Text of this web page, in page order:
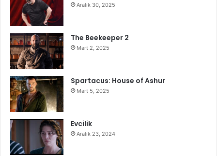
Aralık 30, 2025
The Beekeeper 2
Mart 2, 2025
Spartacus: House of Ashur
Mart 5, 2025
Evcilik
Aralık 23, 2024